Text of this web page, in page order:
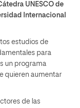
UNESCO de
Internacional
estudios de
para
un programa
quieren aumentar
de las